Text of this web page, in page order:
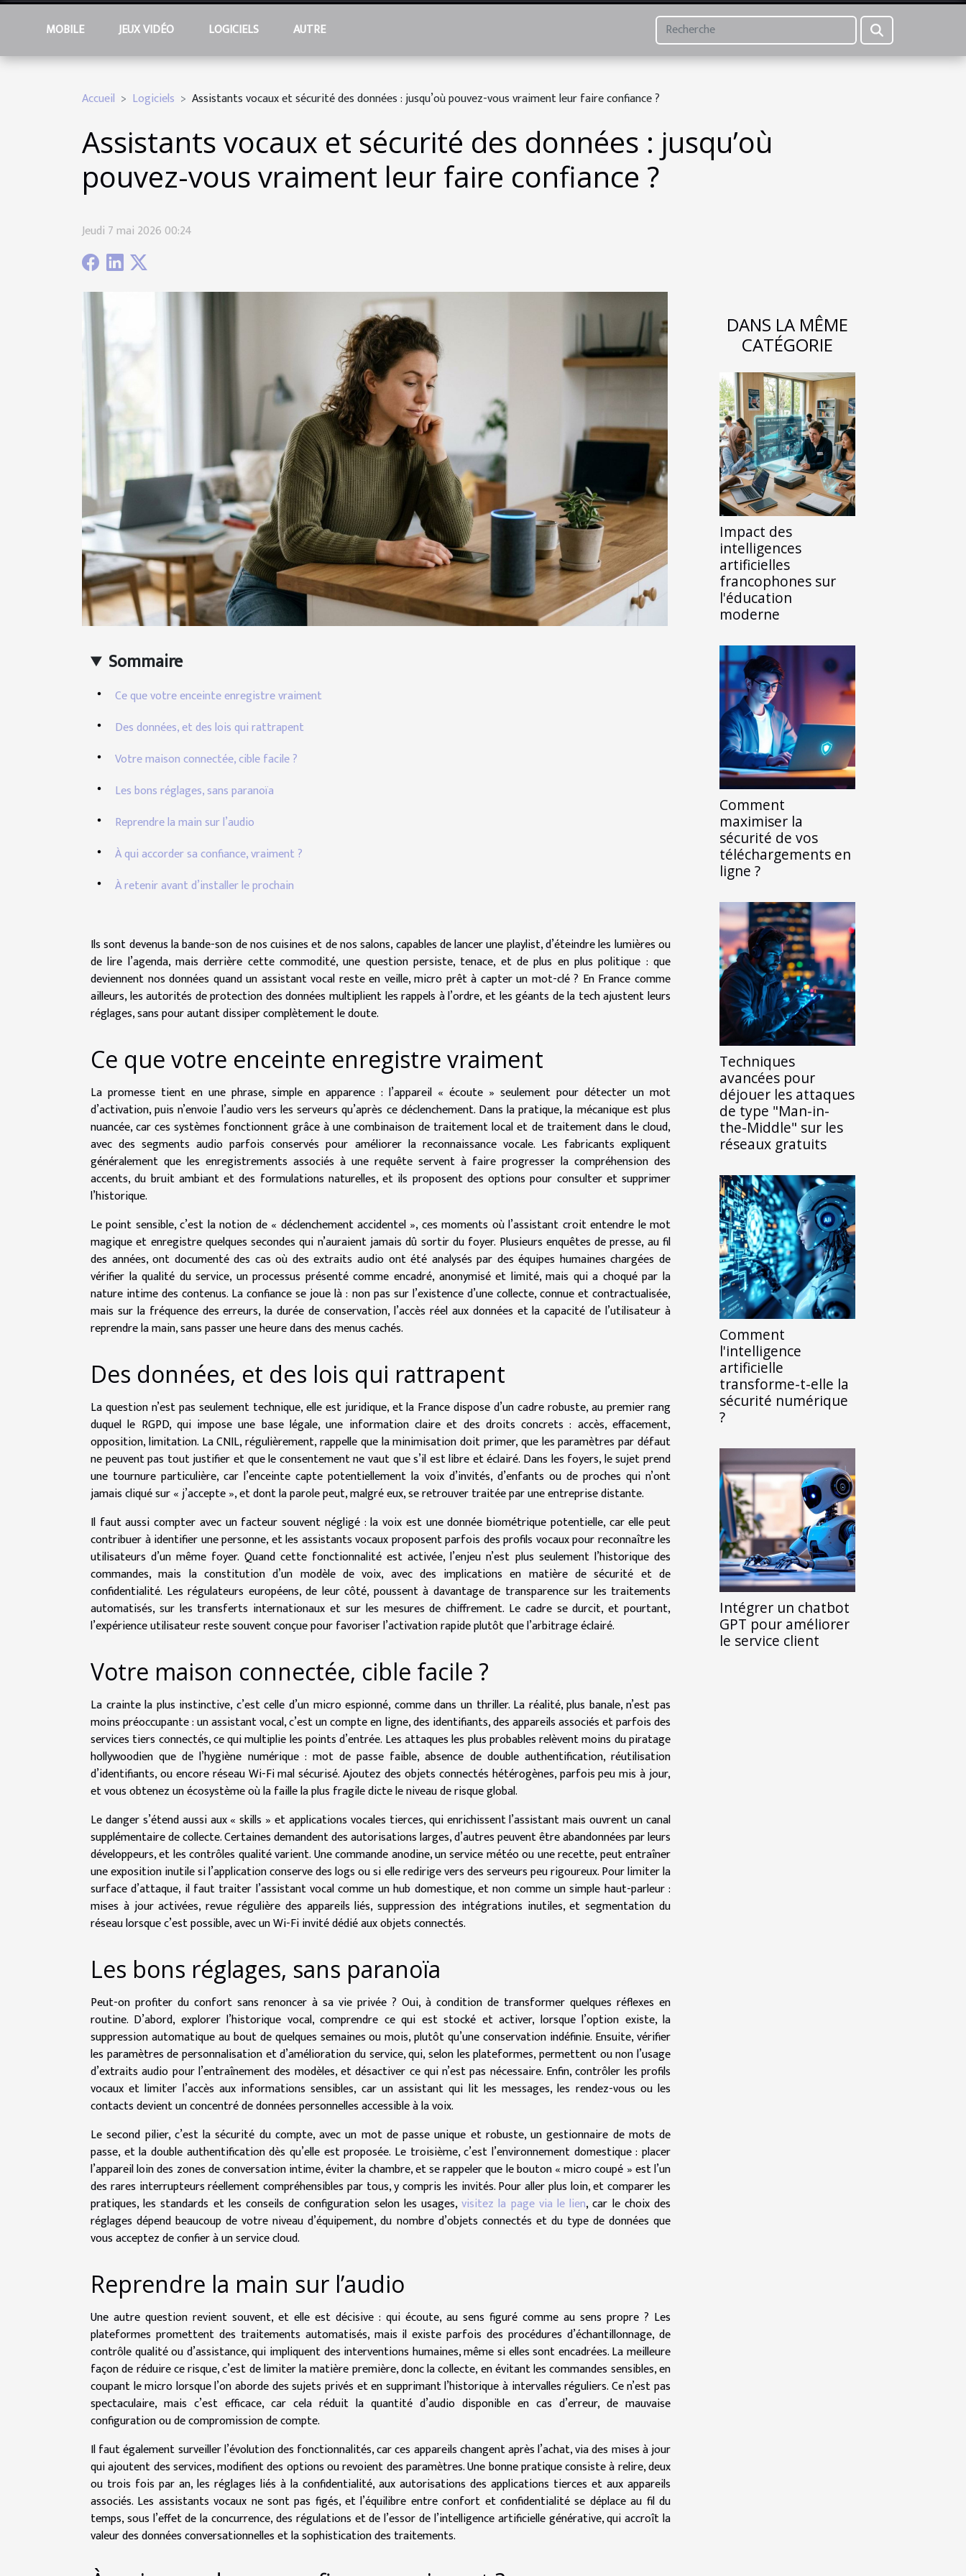
MOBILE JEUX VIDÉO LOGICIELS AUTRE
Accueil Logiciels Assistants vocaux et sécurité des données : jusqu’où pouvez-vous vraiment leur faire confiance ?
Assistants vocaux et sécurité des données : jusqu’où
pouvez-vous vraiment leur faire confiance ?
Jeudi 7 mai 2026 00:24
Sommaire
Ce que votre enceinte enregistre vraiment
Des données, et des lois qui rattrapent
Votre maison connectée, cible facile ?
Les bons réglages, sans paranoïa
Reprendre la main sur l’audio
À qui accorder sa confiance, vraiment ?
À retenir avant d’installer le prochain
Ils sont devenus la bande-son de nos cuisines et de nos salons, capables de lancer une playlist, d’éteindre les lumières ou
de lire l’agenda, mais derrière cette commodité, une question persiste, tenace, et de plus en plus politique : que
deviennent nos données quand un assistant vocal reste en veille, micro prêt à capter un mot-clé ? En France comme
ailleurs, les autorités de protection des données multiplient les rappels à l’ordre, et les géants de la tech ajustent leurs
réglages, sans pour autant dissiper complètement le doute.
Ce que votre enceinte enregistre vraiment
La promesse tient en une phrase, simple en apparence : l’appareil « écoute » seulement pour détecter un mot
d’activation, puis n’envoie l’audio vers les serveurs qu’après ce déclenchement. Dans la pratique, la mécanique est plus
nuancée, car ces systèmes fonctionnent grâce à une combinaison de traitement local et de traitement dans le cloud,
avec des segments audio parfois conservés pour améliorer la reconnaissance vocale. Les fabricants expliquent
généralement que les enregistrements associés à une requête servent à faire progresser la compréhension des
accents, du bruit ambiant et des formulations naturelles, et ils proposent des options pour consulter et supprimer
l’historique.
Le point sensible, c’est la notion de « déclenchement accidentel », ces moments où l’assistant croit entendre le mot
magique et enregistre quelques secondes qui n’auraient jamais dû sortir du foyer. Plusieurs enquêtes de presse, au fil
des années, ont documenté des cas où des extraits audio ont été analysés par des équipes humaines chargées de
vérifier la qualité du service, un processus présenté comme encadré, anonymisé et limité, mais qui a choqué par la
nature intime des contenus. La confiance se joue là : non pas sur l’existence d’une collecte, connue et contractualisée,
mais sur la fréquence des erreurs, la durée de conservation, l’accès réel aux données et la capacité de l’utilisateur à
reprendre la main, sans passer une heure dans des menus cachés.
Des données, et des lois qui rattrapent
La question n’est pas seulement technique, elle est juridique, et la France dispose d’un cadre robuste, au premier rang
duquel le RGPD, qui impose une base légale, une information claire et des droits concrets : accès, effacement,
opposition, limitation. La CNIL, régulièrement, rappelle que la minimisation doit primer, que les paramètres par défaut
ne peuvent pas tout justifier et que le consentement ne vaut que s’il est libre et éclairé. Dans les foyers, le sujet prend
une tournure particulière, car l’enceinte capte potentiellement la voix d’invités, d’enfants ou de proches qui n’ont
jamais cliqué sur « j’accepte », et dont la parole peut, malgré eux, se retrouver traitée par une entreprise distante.
Il faut aussi compter avec un facteur souvent négligé : la voix est une donnée biométrique potentielle, car elle peut
contribuer à identifier une personne, et les assistants vocaux proposent parfois des profils vocaux pour reconnaître les
utilisateurs d’un même foyer. Quand cette fonctionnalité est activée, l’enjeu n’est plus seulement l’historique des
commandes, mais la constitution d’un modèle de voix, avec des implications en matière de sécurité et de
confidentialité. Les régulateurs européens, de leur côté, poussent à davantage de transparence sur les traitements
automatisés, sur les transferts internationaux et sur les mesures de chiffrement. Le cadre se durcit, et pourtant,
l’expérience utilisateur reste souvent conçue pour favoriser l’activation rapide plutôt que l’arbitrage éclairé.
Votre maison connectée, cible facile ?
La crainte la plus instinctive, c’est celle d’un micro espionné, comme dans un thriller. La réalité, plus banale, n’est pas
moins préoccupante : un assistant vocal, c’est un compte en ligne, des identifiants, des appareils associés et parfois des
services tiers connectés, ce qui multiplie les points d’entrée. Les attaques les plus probables relèvent moins du piratage
hollywoodien que de l’hygiène numérique : mot de passe faible, absence de double authentification, réutilisation
d’identifiants, ou encore réseau Wi-Fi mal sécurisé. Ajoutez des objets connectés hétérogènes, parfois peu mis à jour,
et vous obtenez un écosystème où la faille la plus fragile dicte le niveau de risque global.
Le danger s’étend aussi aux « skills » et applications vocales tierces, qui enrichissent l’assistant mais ouvrent un canal
supplémentaire de collecte. Certaines demandent des autorisations larges, d’autres peuvent être abandonnées par leurs
développeurs, et les contrôles qualité varient. Une commande anodine, un service météo ou une recette, peut entraîner
une exposition inutile si l’application conserve des logs ou si elle redirige vers des serveurs peu rigoureux. Pour limiter la
surface d’attaque, il faut traiter l’assistant vocal comme un hub domestique, et non comme un simple haut-parleur :
mises à jour activées, revue régulière des appareils liés, suppression des intégrations inutiles, et segmentation du
réseau lorsque c’est possible, avec un Wi-Fi invité dédié aux objets connectés.
Les bons réglages, sans paranoïa
Peut-on profiter du confort sans renoncer à sa vie privée ? Oui, à condition de transformer quelques réflexes en
routine. D’abord, explorer l’historique vocal, comprendre ce qui est stocké et activer, lorsque l’option existe, la
suppression automatique au bout de quelques semaines ou mois, plutôt qu’une conservation indéfinie. Ensuite, vérifier
les paramètres de personnalisation et d’amélioration du service, qui, selon les plateformes, permettent ou non l’usage
d’extraits audio pour l’entraînement des modèles, et désactiver ce qui n’est pas nécessaire. Enfin, contrôler les profils
vocaux et limiter l’accès aux informations sensibles, car un assistant qui lit les messages, les rendez-vous ou les
contacts devient un concentré de données personnelles accessible à la voix.
Le second pilier, c’est la sécurité du compte, avec un mot de passe unique et robuste, un gestionnaire de mots de
passe, et la double authentification dès qu’elle est proposée. Le troisième, c’est l’environnement domestique : placer
l’appareil loin des zones de conversation intime, éviter la chambre, et se rappeler que le bouton « micro coupé » est l’un
des rares interrupteurs réellement compréhensibles par tous, y compris les invités. Pour aller plus loin, et comparer les
pratiques, les standards et les conseils de configuration selon les usages,visitez la page via le lien, car le choix des
réglages dépend beaucoup de votre niveau d’équipement, du nombre d’objets connectés et du type de données que
vous acceptez de confier à un service cloud.
Reprendre la main sur l’audio
Une autre question revient souvent, et elle est décisive : qui écoute, au sens figuré comme au sens propre ? Les
plateformes promettent des traitements automatisés, mais il existe parfois des procédures d’échantillonnage, de
contrôle qualité ou d’assistance, qui impliquent des interventions humaines, même si elles sont encadrées. La meilleure
façon de réduire ce risque, c’est de limiter la matière première, donc la collecte, en évitant les commandes sensibles, en
coupant le micro lorsque l’on aborde des sujets privés et en supprimant l’historique à intervalles réguliers. Ce n’est pas
spectaculaire, mais c’est efficace, car cela réduit la quantité d’audio disponible en cas d’erreur, de mauvaise
configuration ou de compromission de compte.
Il faut également surveiller l’évolution des fonctionnalités, car ces appareils changent après l’achat, via des mises à jour
qui ajoutent des services, modifient des options ou revoient des paramètres. Une bonne pratique consiste à relire, deux
ou trois fois par an, les réglages liés à la confidentialité, aux autorisations des applications tierces et aux appareils
associés. Les assistants vocaux ne sont pas figés, et l’équilibre entre confort et confidentialité se déplace au fil du
temps, sous l’effet de la concurrence, des régulations et de l’essor de l’intelligence artificielle générative, qui accroît la
valeur des données conversationnelles et la sophistication des traitements.
DANS LA MÊME
CATÉGORIE
Impact des
intelligences
artificielles
francophones sur
l'éducation
moderne
Comment
maximiser la
sécurité de vos
téléchargements en
ligne ?
Techniques
avancées pour
déjouer les attaques
de type "Man-in-
the-Middle" sur les
réseaux gratuits
Comment
l'intelligence
artificielle
transforme-t-elle la
sécurité numérique
?
Intégrer un chatbot
GPT pour améliorer
le service client